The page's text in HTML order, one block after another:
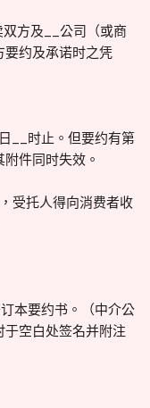
方及__公司（或商
要约及承诺时之凭
时止。但要约有第
件同时失效。
受托人得向消费者收
本要约书。（中介公
空白处签名并附注